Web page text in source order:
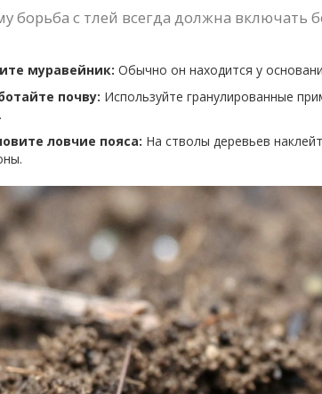
борьба с тлей всегда должна включать
муравейник: Обычно он находится у
почву: Используйте гранулированные
ловчие пояса: На стволы деревьев